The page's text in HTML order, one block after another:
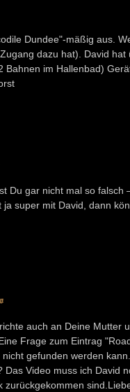
Dundee"-mäßig aus.
dazu hat). David
Bahnen im Hallenbad)
Du gar nicht mal so
ja super mit David, dann
#
auch an Deine Mutter
Frage zum Eintrag
gefunden werden
Video muss ich David
zurückgekommen